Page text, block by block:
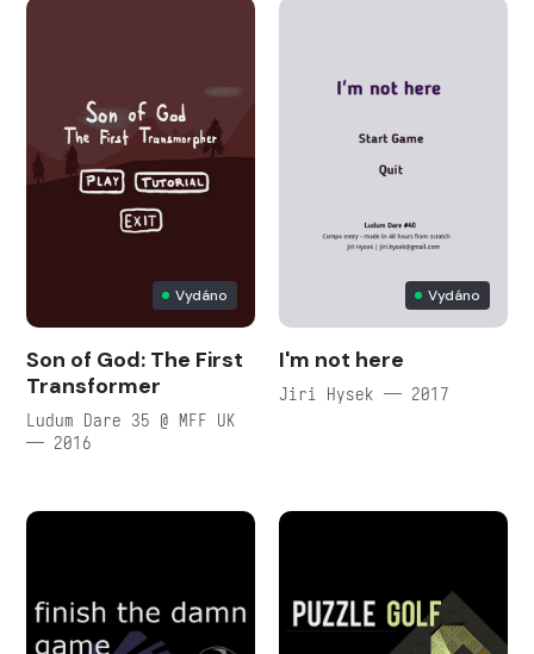
Vydáno
Son of God: The First
Transformer
Ludum Dare 35 @ MFF UK
— 2016
Vydáno
I'm not here
Jiri Hysek — 2017